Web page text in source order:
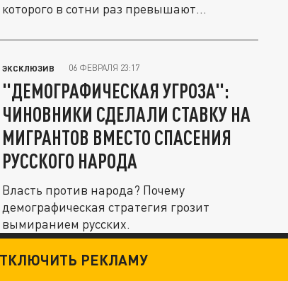
которого в сотни раз превышают
ЭКСКЛЮЗИВ 06 ФЕВРАЛЯ 23:17
"ДЕМОГРАФИЧЕСКАЯ УГРОЗА":
ЧИНОВНИКИ СДЕЛАЛИ СТАВКУ НА
МИГРАНТОВ ВМЕСТО СПАСЕНИЯ
РУССКОГО НАРОДА
Власть против народа? Почему
демографическая стратегия грозит
вымиранием русских.
РЕКЛАМУ